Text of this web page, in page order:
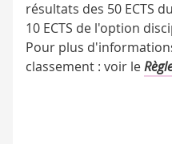
résultats des 50 ECTS
10 ECTS de l'option
Pour plus
classement : voir le